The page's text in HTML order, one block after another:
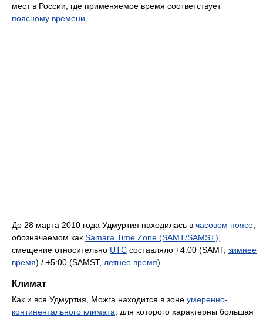
мест в России, где применяемое время соответствует
поясному времени
До 28 марта 2010 года Удмуртия находилась в часовом поясе
обозначаемом как Samara Time Zone (SAMT/SAMST)
смещение относительно UTC составляло +4:00 (SAMT, зимнее
время) / +5:00 (SAMST, летнее время).
Климат
Как и вся Удмуртия, Можга находится в зоне умеренно-
континентального климата , для которого характерны большая